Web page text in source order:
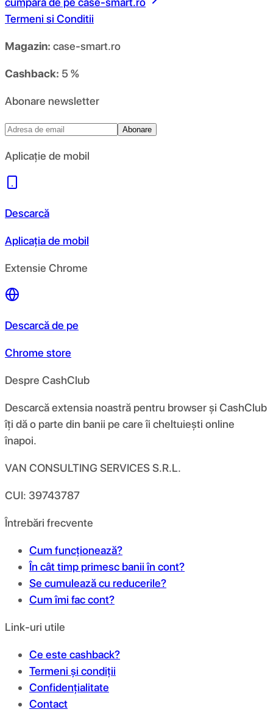
Termeni si Conditii
Magazin: case-smart.ro
Cashback: 5 %
Abonare newsletter
Abonare
Aplicație de mobil
Descarcă
Aplicația de mobil
Extensie Chrome
Descarcă de pe
Chrome store
Despre CashClub
Descarcă extensia noastră pentru browser și CashClub
îți dă o parte din banii pe care îi cheltuiești online
înapoi.
VAN CONSULTING SERVICES S.R.L.
CUI: 39743787
Întrebări frecvente
Cum funcționează?
În cât timp primesc banii în cont?
Se cumulează cu reducerile?
Cum îmi fac cont?
Link-uri utile
Ce este cashback?
Termeni și condiții
Confidențialitate
Contact